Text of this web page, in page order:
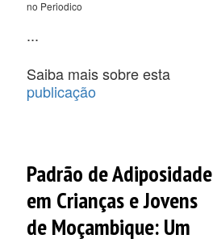
no Periodico
...
Saiba mais sobre esta
publicação
Padrão de Adiposidade
em Crianças e Jovens
de Moçambique: Um